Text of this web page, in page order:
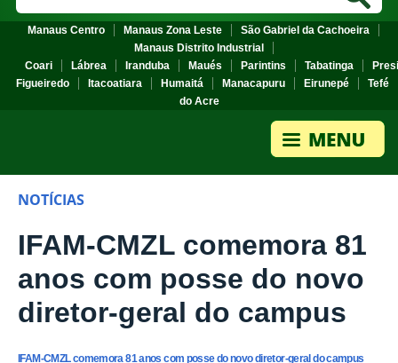
Manaus Centro Manaus Zona Leste
São Gabriel da Cachoeira
Manaus Distrito Industrial
Coari
Lábrea Iranduba Maués Parintins Tabatinga
Figueiredo
Itacoatiara Humaitá Manacapuru Eirunepé
Tefé
do Acre
NOTÍCIAS
IFAM-CMZL comemora 81
anos com posse do novo
diretor-geral do campus
IFAM-CMZL comemora 81 anos com posse do novo diretor-geral do campus